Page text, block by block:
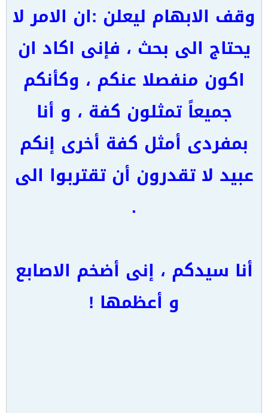
وقف الابهام ليعلن :ان الامر لا
يحتاج الى بحث ، فإنى اكاد ان
اكون منفصلا عنكم ، وكأنكم
جميعاً تمثلون كفة ، و أنا
بمفردى أمثل كفة أخرى إنكم
عبيد لا تقدرون أن تقتربوا الى
.
أنا سيدكم ، إنى أضخم الاصابع
و أعظمها !